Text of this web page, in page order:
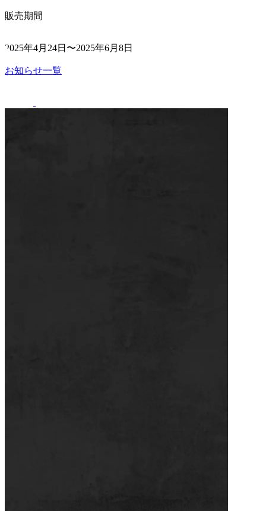
販売期間
2025年4月24日〜2025年6月8日
お知らせ一覧